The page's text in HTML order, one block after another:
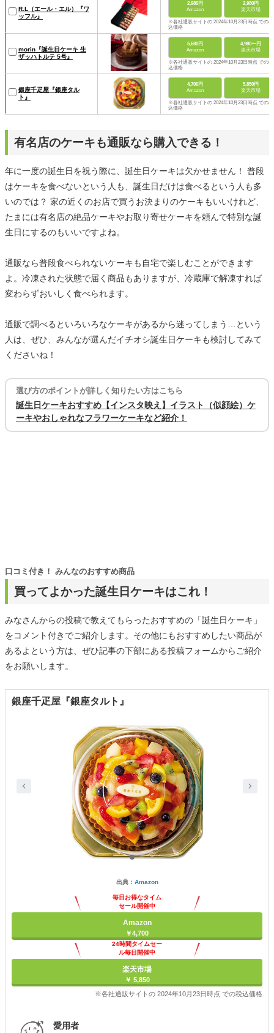
R.L（エール・エル）『ワ
ッフル』
2,980円
Amazon
2,980円
楽天市場
※各社通販サイトの 2024年10月23日時点 での税
込価格
morin『誕生日ケーキ 生
ザッハトルテ 5号』
5,680円
Amazon
4,980〜円
楽天市場
※各社通販サイトの 2024年10月23日時点 での税
込価格
銀座千疋屋『銀座タル
ト』
4,700円
Amazon
5,850円
楽天市場
※各社通販サイトの 2024年10月23日時点 での税
込価格
有名店のケーキも通販なら購入できる！
年に一度の誕生日を祝う際に、誕生日ケーキは欠かせません！ 普段
はケーキを食べないという人も、誕生日だけは食べるという人も多
いのでは？ 家の近くのお店で買うお決まりのケーキもいいけれど、
たまには有名店の絶品ケーキやお取り寄せケーキを頼んで特別な誕
生日にするのもいいですよね。
通販なら普段食べられないケーキも自宅で楽しむことができます
よ。冷凍された状態で届く商品もありますが、冷蔵庫で解凍すれば
変わらずおいしく食べられます。
通販で調べるといろいろなケーキがあるから迷ってしまう…という
人は、ぜひ、みんなが選んだイチオシ誕生日ケーキも検討してみて
くださいね！
選び方のポイントが詳しく知りたい方はこちら
誕生日ケーキおすすめ【インスタ映え】イラスト（似顔絵）ケ
ーキやおしゃれなフラワーケーキなど紹介！
買ってよかった誕生日ケーキはこれ！
口コミ付き！ みんなのおすすめ商品
みなさんからの投稿で教えてもらったおすすめの「誕生日ケーキ」
をコメント付きでご紹介します。その他にもおすすめしたい商品が
あるよという方は、ぜひ記事の下部にある投稿フォームからご紹介
をお願いします。
銀座千疋屋『銀座タルト』
出典： Amazon
毎日お得なタイム
セール開催中
Amazon
￥4,700
24時間タイムセー
ル毎日開催中
楽天市場
￥ 5,850
※各社通販サイトの 2024年10月23日時点 での税込価格
愛用者